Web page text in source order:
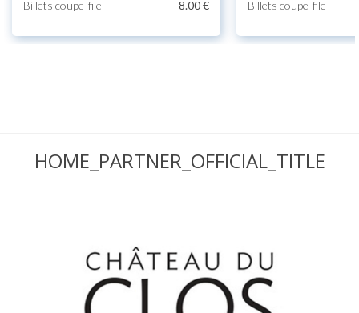
Billets coupe-file 8.00 € Billets coupe-file
HOME_PARTNER_OFFICIAL_TITLE